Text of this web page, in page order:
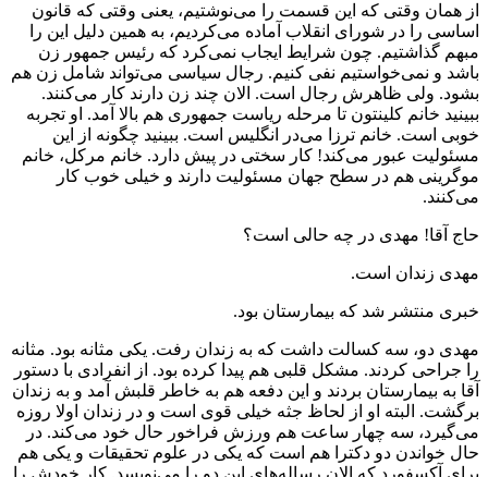
از همان وقتی که این قسمت را می‌نوشتیم، یعنی وقتی که قانون
اساسی را در شورای انقلاب آماده می‌کردیم، به همین دلیل این را
مبهم گذاشتیم. چون شرایط ایجاب نمی‌کرد که رئیس جمهور زن
باشد و نمی‌خواستیم نفی کنیم. رجال سیاسی می‌تواند شامل زن هم
بشود. ولی ظاهرش رجال است. الان چند زن دارند کار می‌کنند.
ببینید خانم کلینتون تا مرحله ریاست جمهوری هم بالا آمد. او تجربه
خوبی است. خانم ترزا می‌در انگلیس است. ببینید چگونه از این
مسئولیت عبور می‌کند! کار سختی در پیش دارد. خانم مرکل، خانم
موگرینی هم در سطح جهان مسئولیت دارند و خیلی خوب کار
می‌کنند.
حاج آقا! مهدی در چه حالی است؟
مهدی زندان است.
خبری منتشر شد که بیمارستان بود.
مهدی دو، سه کسالت داشت که به زندان رفت. یکی مثانه بود. مثانه
را جراحی کردند. مشکل قلبی هم پیدا کرده بود. از انفرادی با دستور
آقا به بیمارستان بردند و این دفعه هم به خاطر قلبش آمد و به زندان
برگشت. البته او از لحاظ جثه خیلی قوی است و در زندان اولا روزه
می‌گیرد، سه چهار ساعت هم ورزش فراخور حال خود می‌کند. در
حال خواندن دو دکترا هم است که یکی در علوم تحقیقات و یکی هم